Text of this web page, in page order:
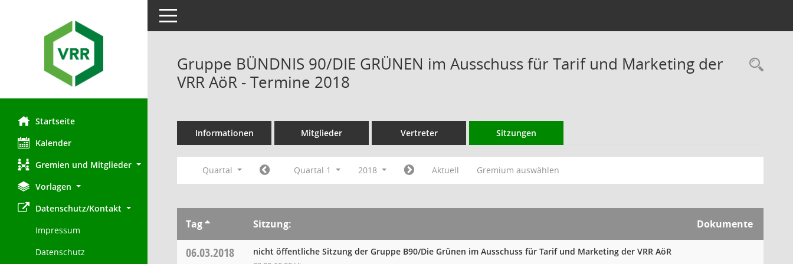
Startseite
Kalender
Gremien und Mitglieder
Vorlagen
Datenschutz/Kontakt
Impressum
Datenschutz
Toggle navigation
Gruppe BÜNDNIS 90/DIE GRÜNEN im Ausschuss für Tarif und Marketing der
VRR AöR - Termine 2018
Informationen Mitglieder Vertreter Sitzungen
Quartal Quartal 1 2018 Aktuell Gremium auswählen
Tag Sitzung: Dokumente
06.03.2018 nicht öffentliche Sitzung der Gruppe B90/Die Grünen im Ausschuss für Tarif und Marketing der VRR AöR